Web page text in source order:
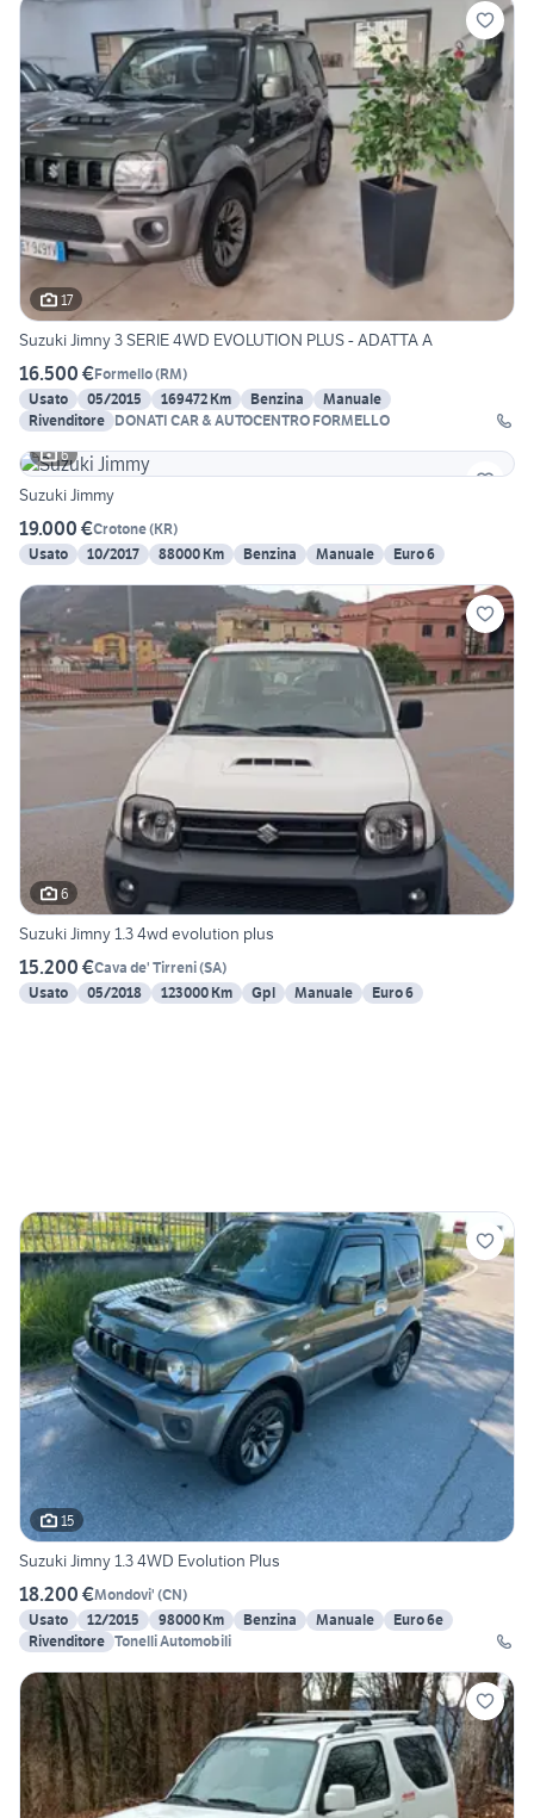
17
Suzuki Jimny 3 SERIE 4WD EVOLUTION PLUS - ADATTA A
16.500 €Formello(RM)
Usato
05/2015 169472 Km Benzina
Manuale
Rivenditore DONATI CAR & AUTOCENTRO FORMELLO
6
Suzuki Jimmy
19.000 €Crotone(KR)
Usato
10/2017 88000 Km Benzina Manuale Euro 6
6
Suzuki Jimny 1.3 4wd evolution plus
15.200 €Cava de' Tirreni(SA)
Usato
05/2018 123000 Km Gpl Manuale Euro 6
15
Suzuki Jimny 1.3 4WD Evolution Plus
18.200 €Mondovi' (CN)
Usato
12/2015 98000 Km Benzina Manuale
Euro 6e
Rivenditore Tonelli Automobili